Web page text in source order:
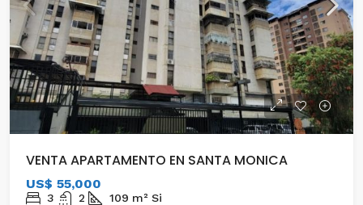
VENTA APARTAMENTO EN SANTA MONICA
US$ 55,000
3 2 109 m² Si